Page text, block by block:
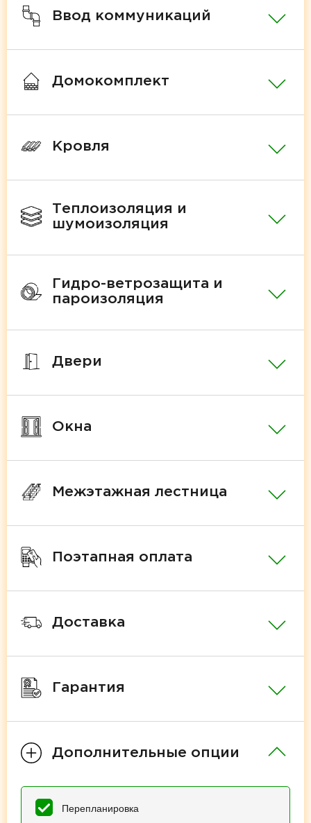
Ввод коммуникаций
Домокомплект
Кровля
Теплоизоляция и
шумоизоляция
Гидро-ветрозащита и
пароизоляция
Двери
Окна
Межэтажная лестница
Поэтапная оплата
Доставка
Гарантия
Дополнительные опции
Перепланировка